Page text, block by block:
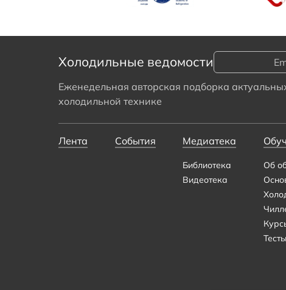
Холодильные ведомости
Еженедельная авторская подборка
холодильной технике
Лента События Медиатека
Библиотека
Видеотека
Об
Тесты